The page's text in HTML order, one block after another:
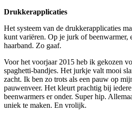
Drukkerapplicaties
Het systeem van de drukkerapplicaties
kunt variëren. Op je jurk of beenwarmer,
haarband. Zo gaaf.
Voor het voorjaar 2015 heb ik gekozen
spaghetti-bandjes. Het jurkje valt mooi
zacht. Ik ben zo trots als een pauw op
pauwenveer. Het kleurt prachtig bij
beenwarmers er onder. Super hip.
uniek te maken. En vrolijk.